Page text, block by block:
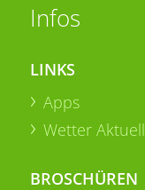
Infos
LINKS
Apps
Wetter Aktuell
BROSCHÜREN